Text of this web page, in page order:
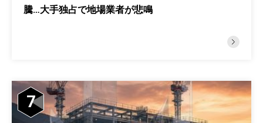
騰…大手独占で地場業者が悲鳴
7